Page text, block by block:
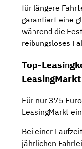
für längere
garantiert eine
während die
reibungsloses
Top-
LeasingMarkt
Für nur 375
LeasingMarkt
Bei einer
jährlichen